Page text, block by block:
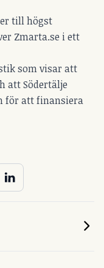
till högst
Zmarta.se i ett
som visar att
att Södertälje
för att finansiera